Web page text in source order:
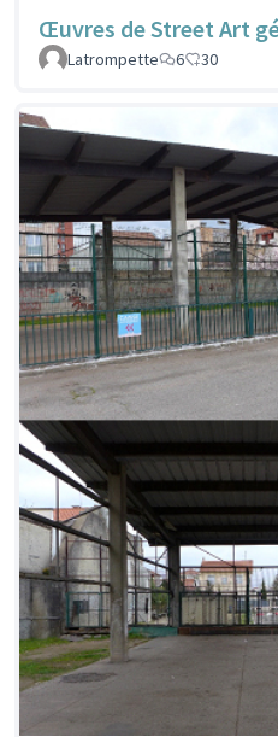
Œuvres de Street Art
Latrompette
6 30